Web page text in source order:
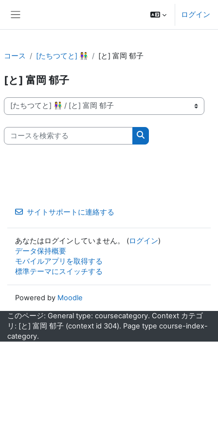
ログイン
コース [たちつてと] 👫 [と] 富岡 郁子
[と] 富岡 郁子
コースカテゴリ
コースを検索する
コースを検索する
サイトサポートに連絡する
あなたはログインしていません。 (ログイン)
データ保持概要
モバイルアプリを取得する
標準テーマにスイッチする
Powered by Moodle
このページ: General type: coursecategory. Context カテゴ
リ: [と] 富岡 郁子 (context id 304). Page type course-index-
category.